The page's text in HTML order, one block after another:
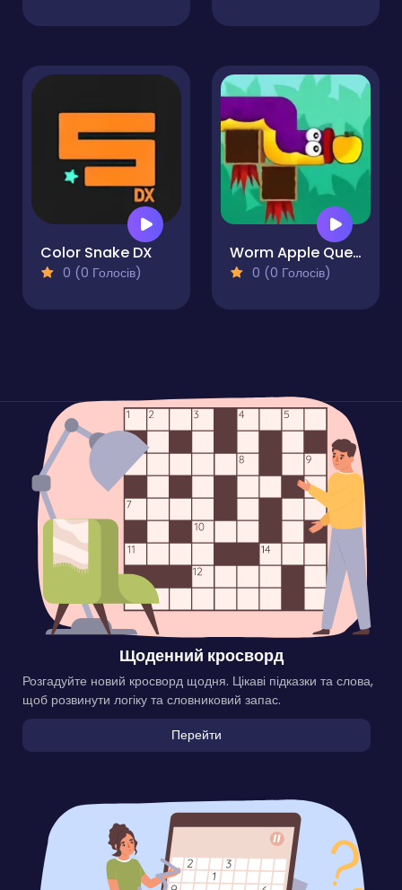
Color Snake DX
0 (0 Голосів)
Worm Apple Quest
0 (0 Голосів)
Щоденний кросворд
Розгадуйте новий кросворд щодня. Цікаві підказки та слова,
щоб розвинути логіку та словниковий запас.
Перейти